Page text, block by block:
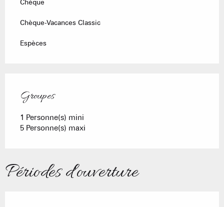
Chèque
Chèque-Vacances Classic
Espèces
Groupes
Groupes
1 Personne(s) mini
5 Personne(s) maxi
Périodes d'ouverture